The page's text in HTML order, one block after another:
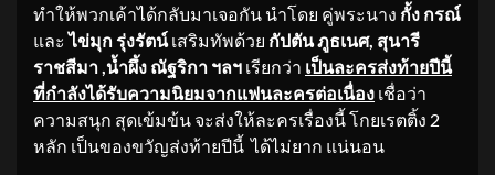
ทำให้พวกเค้าได้กลับมาเจอกัน นำโดย คู่พระนาง กั้ง กรณ์
และ ไข่มุก รุ่งรัตน์เสริมทัพด้วย กัปตัน ภูธเนศ, สุนารี
ราชสีมา ,น้ำผึ้ง ณัฐริกา ฯลฯ เรียกว่า เป็นละครส่งท้ายปีนี้
ที่กำลังได้รับความนิยมจากแฟนละครต่อเนื่อง เชื่อว่า
ความสนุก สุดเข้มข้น จะส่งให้ละครเรื่องนี้ โกยเรตติ้ง 2
หลัก เป็นของขวัญส่งท้ายปีนี้ ได้ไม่ยาก แน่นอน